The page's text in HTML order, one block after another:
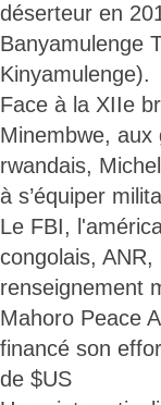
déserteur en
Banyamulenge
Kinyamulenge).
Face à la XIIe
Minembwe,
rwandais,
à s’équiper
Le FBI,
congolais, ANR,
renseignement
Mahoro Peace
financé son
de $US